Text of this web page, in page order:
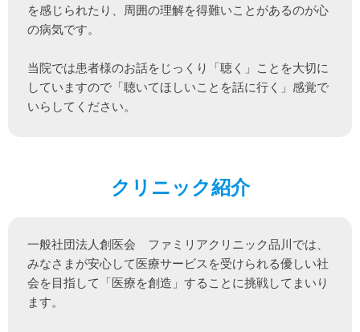
を感じられたり、周囲の理解を得難いことがあるのが心
の病気です。
当院では患者様のお話をじっくり「聴く」ことを大切に
していますので「聴いてほしいことを話に行く」感覚で
いらしてください。
クリニック紹介
一般社団法人創医会　ファミリアクリニック品川では、
みなさまが安心して医療サービスを受けられる優しい社
会を目指して「医療を創造」することに挑戦してまいり
ます。